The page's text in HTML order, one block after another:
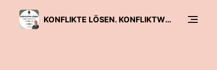
KONFLIKTE LÖSEN. KONFLIKTWISSEN IN 10 MINUTEN.